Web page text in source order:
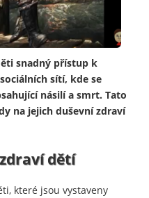
snadný přístup k
sítí, kde se
násilí a smrt. Tato
na jejich duševní zdraví
dětí
které jsou vystaveny